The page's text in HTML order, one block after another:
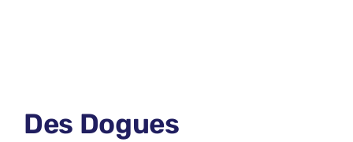
Des Dogues